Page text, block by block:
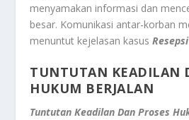
menyamakan informasi dan
besar. Komunikasi antar-korban
menuntut kejelasan kasus
TUNTUTAN KEADILAN
HUKUM BERJALAN
Tuntutan Keadilan Dan Proses